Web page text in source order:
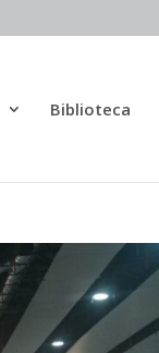
Biblioteca